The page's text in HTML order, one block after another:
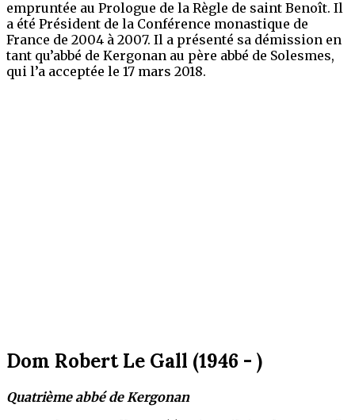
empruntée au Prologue de la Règle de saint Benoît. Il
a été Président de la Conférence monastique de
France de 2004 à 2007. Il a présenté sa démission en
tant qu’abbé de Kergonan au père abbé de Solesmes,
qui l’a acceptée le 17 mars 2018.
Dom Robert Le Gall (1946 - )
Quatrième abbé de Kergonan